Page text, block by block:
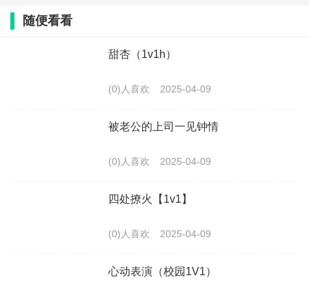
随便看看
甜杏（1v1h）
(0)人喜欢 2025-04-09
被老公的上司一见钟情
(0)人喜欢 2025-04-09
四处撩火【1v1】
(0)人喜欢 2025-04-09
心动表演（校园1V1）